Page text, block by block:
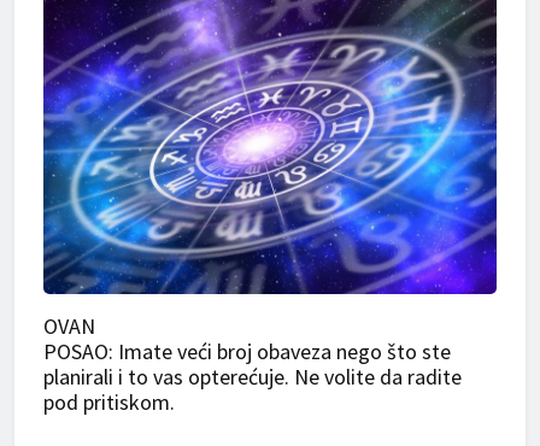
OVAN
POSAO: Imate veći broj obaveza nego što ste
planirali i to vas opterećuje. Ne volite da radite
pod pritiskom.